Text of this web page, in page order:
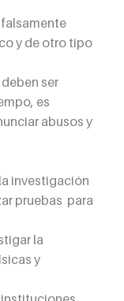
y de otro tipo
ser
es
abusos y
investigación
pruebas  para
la
y